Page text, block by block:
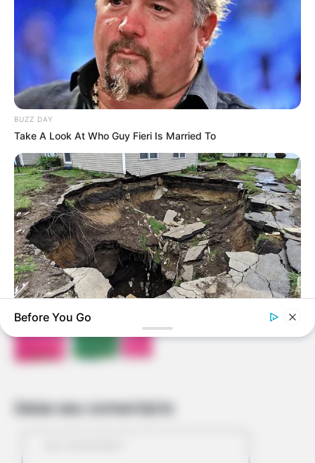
Como Fazer Jogo
Americano com Bicos de
Tecido
Como Fazer Tiara de
Cabelo com Passamanaria
Como Fazer Bolsa de
Tecido Sem Costura (em
BUZZ DAY
Take A Look At Who Guy Fieri Is Married To
BUZZDAY
What Was Hidden Inside This Shocking Sinkhole Will Haunt
You
Before You Go